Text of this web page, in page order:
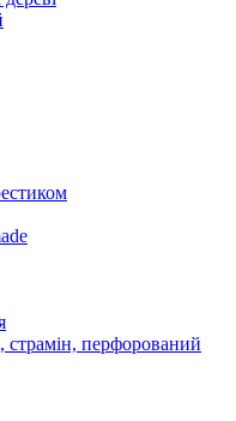
страмін, перфорований